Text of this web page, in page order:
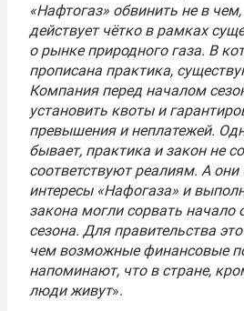
«Нафтогаз» обвинить не в
действует чётко в рамках
о рынке природного газа. В
прописана практика,
Компания перед началом
установить квоты и
превышения и неплатежей.
бывает, практика и закон не
соответствуют реалиям. А они
интересы «Нафогаза» и
закона могли сорвать начало
сезона. Для правительства
чем возможные финансовые
напоминают, что в стране,
люди живут».